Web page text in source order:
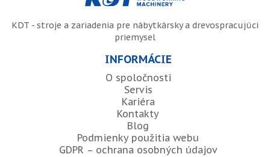
KDT - stroje a zariadenia pre nábytkársky a drevospracujúci
priemysel
INFORMÁCIE
O spoločnosti
Servis
Kariéra
Kontakty
Blog
Podmienky použitia webu
GDPR – ochrana osobných údajov